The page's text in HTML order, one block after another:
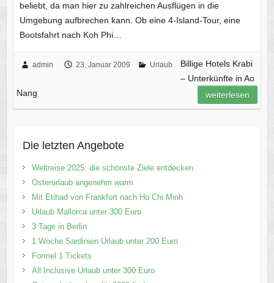
beliebt, da man hier zu zahlreichen Ausflügen in die
Umgebung aufbrechen kann. Ob eine 4-Island-Tour, eine
Bootsfahrt nach Koh Phi…
admin 23. Januar 2009 Urlaub
Billige Hotels Krabi
– Unterkünfte in Ao
Nang
weiterlesen
Die letzten Angebote
Weltreise 2025: die schönste Ziele entdecken
Osterurlaub angenehm warm
Mit Etihad von Frankfurt nach Ho Chi Minh
Urlaub Mallorca unter 300 Euro
3 Tage in Berlin
1 Woche Sardinien Urlaub unter 200 Euro
Formel 1 Tickets
All Inclusive Urlaub unter 300 Euro